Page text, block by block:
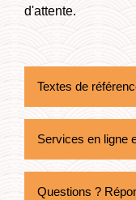
d'attente.
Textes de
Services en ligne
Questions ?